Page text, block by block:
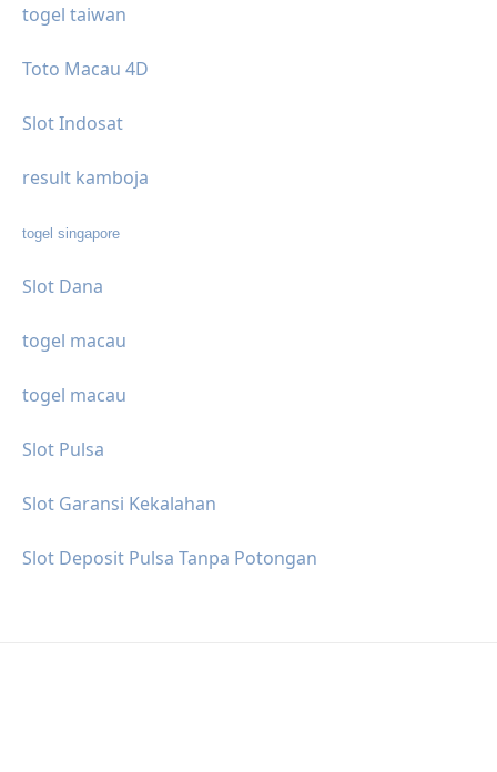
togel taiwan
Toto Macau 4D
Slot Indosat
result kamboja
togel singapore
Slot Dana
togel macau
togel macau
Slot Pulsa
Slot Garansi Kekalahan
Slot Deposit Pulsa Tanpa Potongan